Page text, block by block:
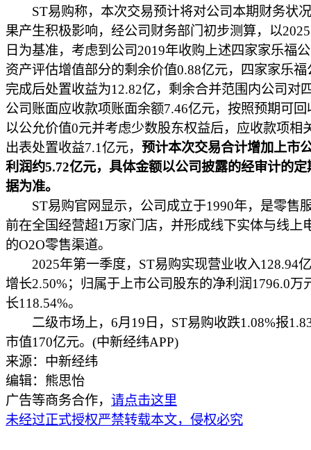
ST易购称，本次交易预计将对公司本期财务状
果产生积极影响，经公司财务部门初步测算，以
日为基准，考虑到公司2019年收购上述四家家乐福
资产评估增值部分的剩余价值0.88亿元，四家家乐福
完成后处置收益为12.82亿，剩余合并范围内公司对
公司账面应收款项账面余额7.46亿元，按照预期可回
以公允价值0元并考虑少数股东权益后，应收款项相
出表处置收益7.1亿元， 预计本次交易合计增加上市
利润约5.72亿元，具体金额以公司披露的经审计的定
据为准。
ST易购官网显示，公司成立于1990年，是零售
前在全国经营超1万家门店，并形成线下实体与线上
的O2O零售渠道。
2025年第一季度，ST易购实现营业收入128.94
增长2.50%；归属于上市公司股东的净利润1796.0万
长118.54%。
二级市场上，6月19日，ST易购收跌1.08%报
市值170亿元。(中新经纬APP)
来源：中新经纬
编辑：熊思怡
广告等商务合作， 请点击这里
未经过正式授权严禁转载本文，侵权必究